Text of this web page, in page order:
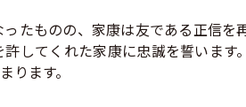
たものの、家康は友である正信を
してくれた家康に忠誠を誓います
ります。